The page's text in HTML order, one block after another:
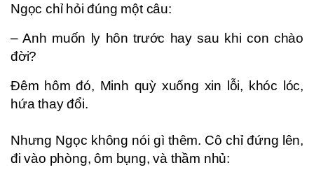
Ngọc chỉ hỏi đúng một câu:
– Anh muốn ly hôn trước hay sau khi con chào
đời?
Đêm hôm đó, Minh quỳ xuống xin lỗi, khóc lóc,
hứa thay đổi.
Nhưng Ngọc không nói gì thêm. Cô chỉ đứng lên,
đi vào phòng, ôm bụng, và thầm nhủ: